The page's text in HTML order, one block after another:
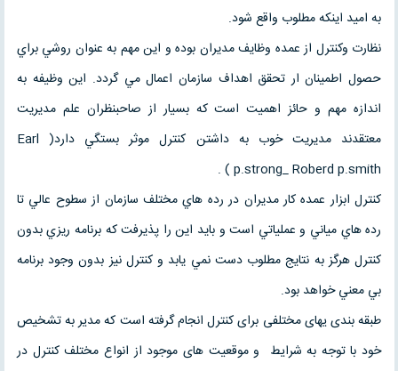
به اميد اينكه مطلوب واقع شود.
نظارت وكنترل از عمده وظايف مديران بوده و اين مهم به عنوان روشي براي
حصول اطمينان ار تحقق اهداف سازمان اعمال مي گردد. اين وظيفه به
اندازه مهم و حائز اهميت است كه بسيار از صاحبنظران علم مديريت
معتقدند مديريت خوب به داشتن كنترل موثر بستگي دارد( Earl
p.strong_ Roberd p.smith ) .
كنترل ابزار عمده كار مديران در رده هاي مختلف سازمان از سطوح عالي تا
رده هاي مياني و عملياتي است و بايد اين را پذيرفت كه برنامه ريزي بدون
کنترل هرگز به نتايج مطلوب دست نمي يابد و كنترل نيز بدون وجود برنامه
بي معني خواهد بود.
طبقه بندی یهای مختلفی برای کنترل انجام گرفته است که مدیر به تشخیص
خود با توجه به شرایط و موقعیت های موجود از انواع مختلف کنترل در